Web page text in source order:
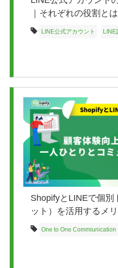
｜それぞれの役割とは
LINE公式アカウント LINE
ShopifyとLINEで個別
ット）を活用するメ
One to One Commiunication